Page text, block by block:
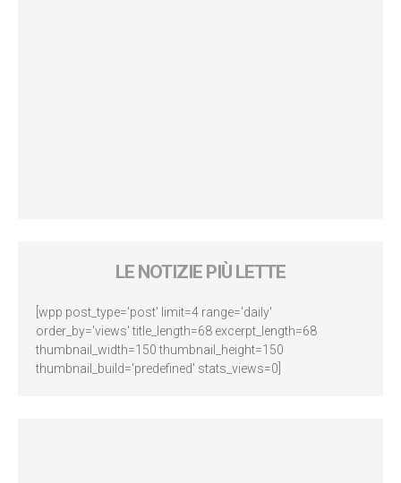
LE NOTIZIE PIÙ LETTE
[wpp post_type='post' limit=4 range='daily'
order_by='views' title_length=68 excerpt_length=68
thumbnail_width=150 thumbnail_height=150
thumbnail_build='predefined' stats_views=0]